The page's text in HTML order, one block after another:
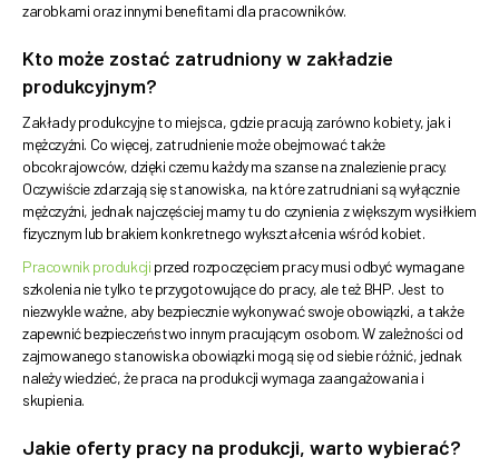
zarobkami oraz innymi benefitami dla pracowników.
Kto może zostać zatrudniony w zakładzie
produkcyjnym?
Zakłady produkcyjne to miejsca, gdzie pracują zarówno kobiety, jak i
mężczyźni. Co więcej, zatrudnienie może obejmować także
obcokrajowców, dzięki czemu każdy ma szanse na znalezienie pracy.
Oczywiście zdarzają się stanowiska, na które zatrudniani są wyłącznie
mężczyźni, jednak najczęściej mamy tu do czynienia z większym wysiłkiem
fizycznym lub brakiem konkretnego wykształcenia wśród kobiet.
Pracownik produkcji przed rozpoczęciem pracy musi odbyć wymagane
szkolenia nie tylko te przygotowujące do pracy, ale też BHP. Jest to
niezwykle ważne, aby bezpiecznie wykonywać swoje obowiązki, a także
zapewnić bezpieczeństwo innym pracującym osobom. W zależności od
zajmowanego stanowiska obowiązki mogą się od siebie różnić, jednak
należy wiedzieć, że praca na produkcji wymaga zaangażowania i
skupienia.
Jakie oferty pracy na produkcji, warto wybierać?